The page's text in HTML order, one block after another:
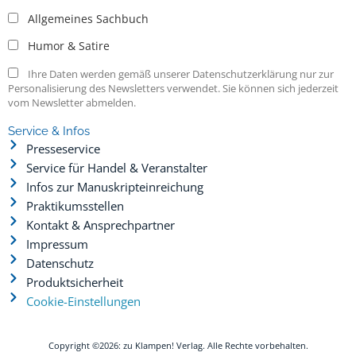
Allgemeines Sachbuch
Humor & Satire
Ihre Daten werden gemäß unserer Datenschutzerklärung nur zur
Personalisierung des Newsletters verwendet. Sie können sich jederzeit
vom Newsletter abmelden.
Service & Infos
Presseservice
Service für Handel & Veranstalter
Infos zur Manuskripteinreichung
Praktikumsstellen
Kontakt & Ansprechpartner
Impressum
Datenschutz
Produktsicherheit
Cookie-Einstellungen
Copyright ©2026: zu Klampen! Verlag. Alle Rechte vorbehalten.